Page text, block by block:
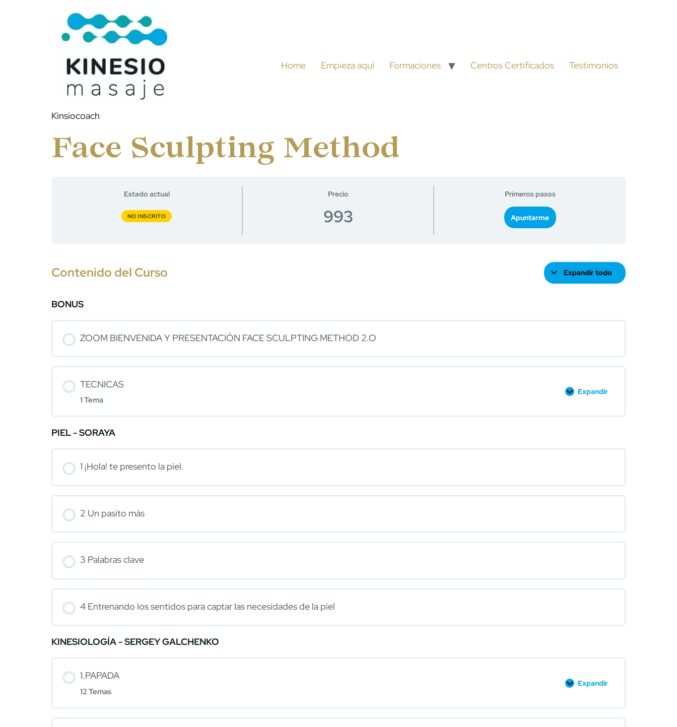
Kinsiocoach
Home Empieza aquí Formaciones Centros Certificados Testimonios
Face Sculpting Method
Estado actual
NO INSCRITO
Precio
993
Primeros pasos
Apuntarme
Contenido del Curso Expandir todo
BONUS
ZOOM BIENVENIDA Y PRESENTACIÓN FACE SCULPTING METHOD 2.O
TECNICAS
1 Tema
Expandir
PIEL - SORAYA
1 ¡Hola! te presento la piel.
2 Un pasito más
3 Palabras clave
4 Entrenando los sentidos para captar las necesidades de la piel
KINESIOLOGÍA - SERGEY GALCHENKO
1.PAPADA
12 Temas
Expandir